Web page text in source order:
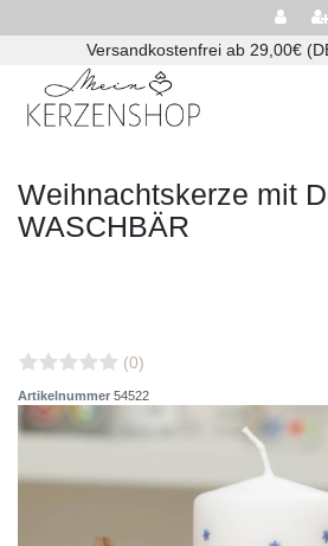
Versandkostenfrei ab 29,00€
Weihnachtskerze mit
WASCHBÄR
(0)
Artikelnummer 54522